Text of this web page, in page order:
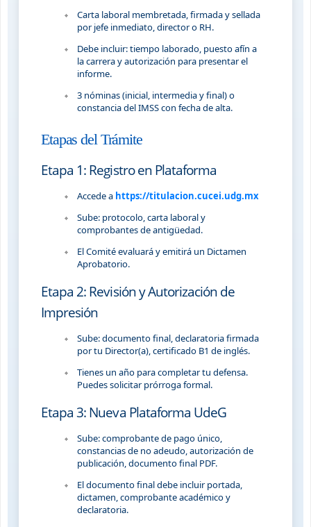
Carta laboral membretada, firmada y sellada
por jefe inmediato, director o RH.
Debe incluir: tiempo laborado, puesto afín a
la carrera y autorización para presentar el
informe.
3 nóminas (inicial, intermedia y final) o
constancia del IMSS con fecha de alta.
Etapas del Trámite
Etapa 1: Registro en Plataforma
Accede a https://titulacion.cucei.udg.mx
Sube: protocolo, carta laboral y
comprobantes de antigüedad.
El Comité evaluará y emitirá un Dictamen
Aprobatorio.
Etapa 2: Revisión y Autorización de
Impresión
Sube: documento final, declaratoria firmada
por tu Director(a), certificado B1 de inglés.
Tienes un año para completar tu defensa.
Puedes solicitar prórroga formal.
Etapa 3: Nueva Plataforma UdeG
Sube: comprobante de pago único,
constancias de no adeudo, autorización de
publicación, documento final PDF.
El documento final debe incluir portada,
dictamen, comprobante académico y
declaratoria.